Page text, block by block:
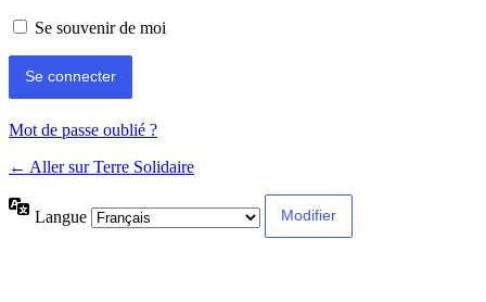
Se souvenir de moi
Mot de passe oublié ?
← Aller sur Terre Solidaire
Langue